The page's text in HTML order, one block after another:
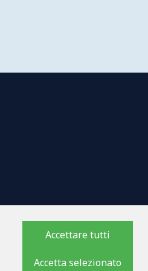
Accettare tutti
Accetta selezionato